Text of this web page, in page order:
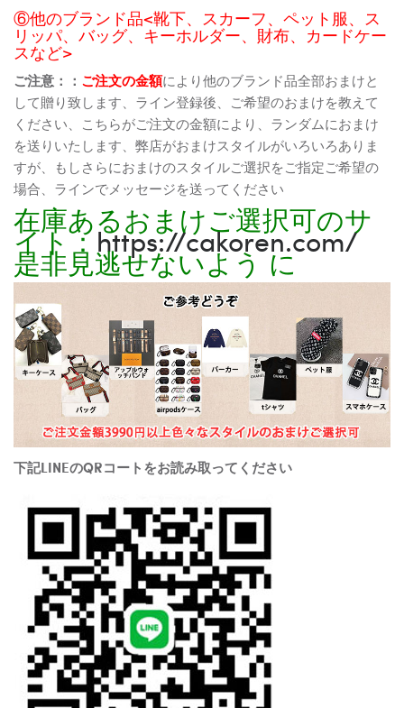
⑥他のブランド品<靴下、スカーフ、ペット服、ス
リッパ、バッグ、キーホルダー、財布、カードケー
スなど>
ご注意：： ご注文の金額により他のブランド品全部おまけと
して贈り致します、ライン登録後、ご希望のおまけを教えて
ください、こちらがご注文の金額により、ランダムにおまけ
を送りいたします、弊店がおまけスタイルがいろいろありま
すが、もしさらにおまけのスタイルご選択をご指定ご希望の
場合、ラインでメッセージを送ってください
在庫あるおまけご選択可のサ
イト：https://cakoren.com/
是非見逃せないよう に
下記LINEのQRコートをお読み取ってください